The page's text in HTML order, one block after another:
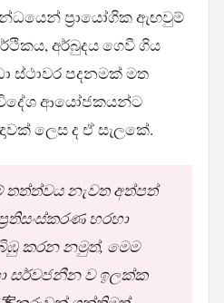
ප්‍රායෝගික ඇඟවුම්
අර්බුදය ගෙවී ගිය
ස්ථාවර පදනමක් මත
ආයෝජකයන්ට
ලෙස ද ඒ සැලකේ.
තත්ත්වය නැවත අත්පත්
හරහා
කරන නමුත්, මෙම
සර්වජනීන ව ඉලක්ක